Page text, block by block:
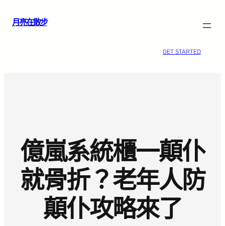
月亮在散步
GET STARTED
億嵐系統櫃一顛仆
就骨折？老年人防
顛仆攻略來了